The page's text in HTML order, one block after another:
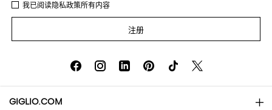
我已阅读隐私政策所有内容
注册
GIGLIO.COM